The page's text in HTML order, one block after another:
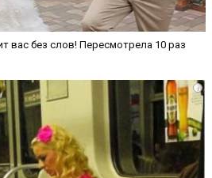
вас без слов! Пересмотрела 10 раз
i